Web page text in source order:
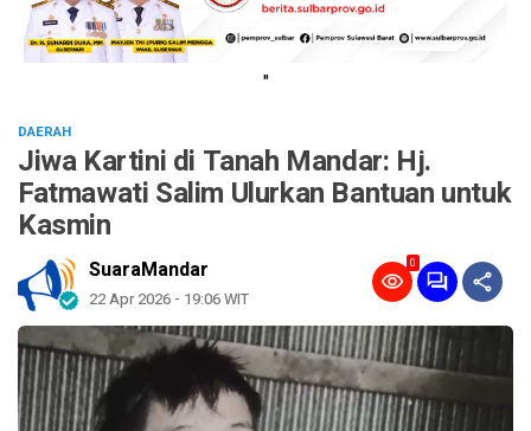
"
DAERAH
Jiwa Kartini di Tanah Mandar: Hj.
Fatmawati Salim Ulurkan Bantuan untuk
Kasmin
SuaraMandar
22 Apr 2026 - 19:06 WIT
0